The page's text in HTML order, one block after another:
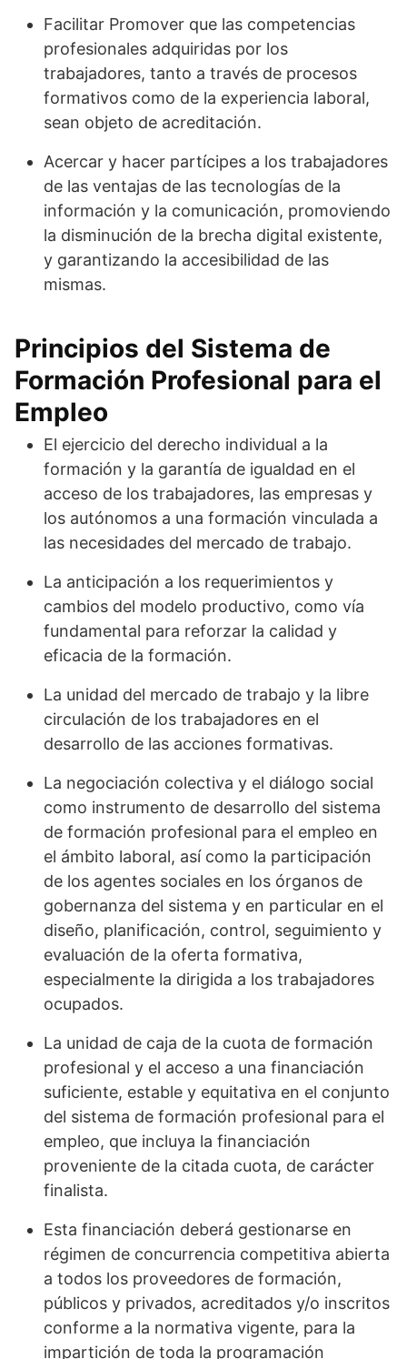
Facilitar Promover que las competencias
profesionales adquiridas por los
trabajadores, tanto a través de procesos
formativos como de la experiencia laboral,
sean objeto de acreditación.
Acercar y hacer partícipes a los trabajadores
de las ventajas de las tecnologías de la
información y la comunicación, promoviendo
la disminución de la brecha digital existente,
y garantizando la accesibilidad de las
mismas.
Principios del Sistema de
Formación Profesional para el
Empleo
El ejercicio del derecho individual a la
formación y la garantía de igualdad en el
acceso de los trabajadores, las empresas y
los autónomos a una formación vinculada a
las necesidades del mercado de trabajo.
La anticipación a los requerimientos y
cambios del modelo productivo, como vía
fundamental para reforzar la calidad y
eficacia de la formación.
La unidad del mercado de trabajo y la libre
circulación de los trabajadores en el
desarrollo de las acciones formativas.
La negociación colectiva y el diálogo social
como instrumento de desarrollo del sistema
de formación profesional para el empleo en
el ámbito laboral, así como la participación
de los agentes sociales en los órganos de
gobernanza del sistema y en particular en el
diseño, planificación, control, seguimiento y
evaluación de la oferta formativa,
especialmente la dirigida a los trabajadores
ocupados.
La unidad de caja de la cuota de formación
profesional y el acceso a una financiación
suficiente, estable y equitativa en el conjunto
del sistema de formación profesional para el
empleo, que incluya la financiación
proveniente de la citada cuota, de carácter
finalista.
Esta financiación deberá gestionarse en
régimen de concurrencia competitiva abierta
a todos los proveedores de formación,
públicos y privados, acreditados y/o inscritos
conforme a la normativa vigente, para la
impartición de toda la programación